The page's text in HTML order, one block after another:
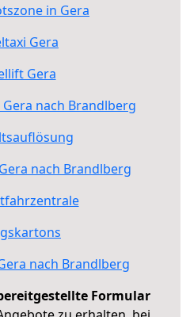
in Gera
Gera
Gera
nach Brandlberg
nach Brandlberg
nach Brandlberg
Formular